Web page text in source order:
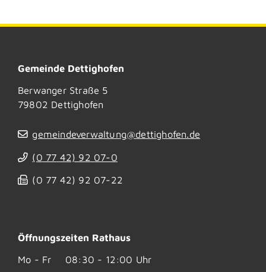
Gemeinde Dettighofen
Berwanger Straße 5
79802 Dettighofen
gemeindeverwaltung@dettighofen.de
(0 77 42) 92 07-0
(0 77 42) 92 07-22
Öffnungszeiten Rathaus
Mo - Fr
08:30 - 12:00 Uhr